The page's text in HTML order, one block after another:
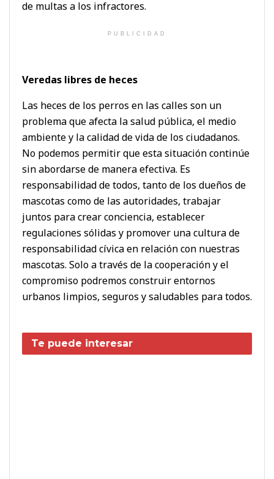
de multas a los infractores.
PUBLICIDAD
Veredas libres de heces
Las heces de los perros en las calles son un
problema que afecta la salud pública, el medio
ambiente y la calidad de vida de los ciudadanos.
No podemos permitir que esta situación continúe
sin abordarse de manera efectiva. Es
responsabilidad de todos, tanto de los dueños de
mascotas como de las autoridades, trabajar
juntos para crear conciencia, establecer
regulaciones sólidas y promover una cultura de
responsabilidad cívica en relación con nuestras
mascotas. Solo a través de la cooperación y el
compromiso podremos construir entornos
urbanos limpios, seguros y saludables para todos.
Te puede interesar